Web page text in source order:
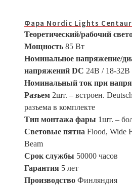
Фара Nordic Lights
Теоретический/рабочий
Мощность 85 Вт
Номинальное напряжение/
напряжений DC 24В / 18-32В
Номинальный ток при
Разъем 2шт. – встроен.
разъема в комплекте
Тип монтажа фары 1шт. –
Световые пятна Flood, Wide
Beam
Срок службы 50000 часов
Гарантия 5 лет
Производство Финляндия